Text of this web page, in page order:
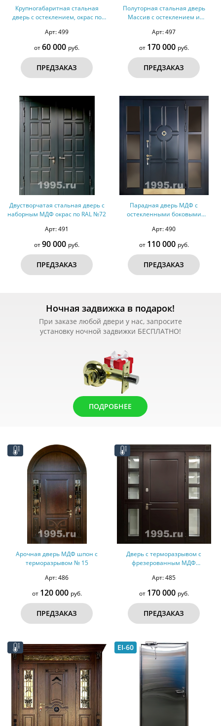
Крупногабаритная стальная
дверь с остеклением, окрас по
Арт: 499
от60 000 руб.
ПРЕДЗАКАЗ
Полуторная стальная дверь
Массив с остеклением и
Арт: 497
от 170 000 руб.
ПРЕДЗАКАЗ
Двустворчатая стальная дверь с
наборным МДФ окрас по RAL №72
Арт: 491
от90 000 руб.
ПРЕДЗАКАЗ
Парадная дверь МДФ с
остекленными боковыми
Арт: 490
от 110 000 руб.
ПРЕДЗАКАЗ
Ночная задвижка в подарок!
При заказе любой двери у нас, запросите
установку ночной задвижки БЕСПЛАТНО!
ПОДРОБНЕЕ
Арочная дверь МДФ шпон с
терморазрывом № 15
Арт: 486
от 120 000 руб.
ПРЕДЗАКАЗ
Дверь с терморазрывом с
фрезерованным МДФ
Арт: 485
от 170 000 руб.
ПРЕДЗАКАЗ
EI-60